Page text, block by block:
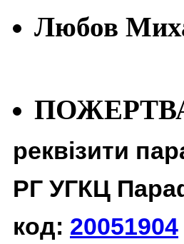
Любов
реквізити
РГ УГКЦ
код: 20051904